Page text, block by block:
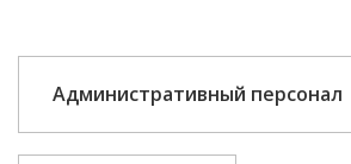
Административный персонал